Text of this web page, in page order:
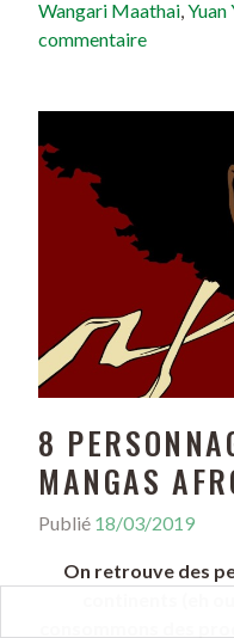
TaguéAisha Rateb,
Femmes
Femmes
Sheppard
Lecteurs
débutants (6 - 9 ans)
Yousafzai,Marie Curie
Sor Juana Ines
Yuan
commentaire